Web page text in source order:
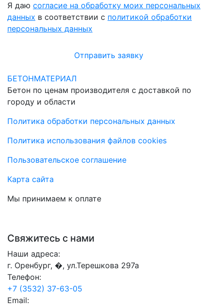
Я даю согласие на обработку моих персональных
данных в соответствии с политикой обработки
персональных данных
Отправить заявку
БЕТОНМАТЕРИАЛ
Бетон по ценам производителя с доставкой по
городу и области
Политика обработки персональных данных
Политика использования файлов cookies
Пользовательское соглашение
Карта сайта
Мы принимаем к оплате
Свяжитесь с нами
Наши адреса:
г. Оренбург, �, ул.Терешкова 297а
Телефон:
+7 (3532) 37-63-05
Email: